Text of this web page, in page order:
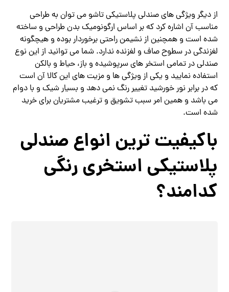
از دیگر ویژگی های صندلی پلاستیکی تاشو می توان به طراحی
مناسب آن اشاره کرد که بر اساس ارگونومیک بدن طراحی و ساخته
شده است و همچنین از نشیمن راحتی برخوردار بوده و هیچگونه
لغزندگی در سطوح صاف و لغزنده ندارد. شما می توانید از این نوع
صندلی در تمامی استخر های سرپوشیده و باز، حیاط و بالکن
استفاده نمایید و یکی از ویژگی ‌ها و مزیت‌ های این کالا آن است
که در برابر نور خورشید تغییر رنگ نمی دهد و بسیار شیک و با دوام
می باشد و همین امر سبب تشویق و ترغیب مشتریان برای خرید
شده است.
باکیفیت ترین انواع صندلی
پلاستیکی استخری رنگی
کدامند؟